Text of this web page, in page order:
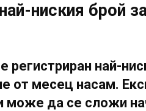
ниския брой
регистриран най-
от месец насам.
може да се сложи